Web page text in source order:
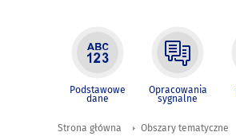
Podstawowe
dane
Opracowania
sygnalne
Strona główna Obszary tematyczne